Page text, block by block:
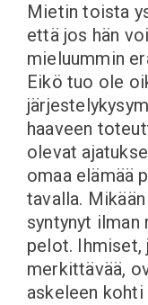
Mietin toista
että jos hän
mieluummin
Eikö tuo ole
haaveen
olevat
omaa elämää
tavalla.
syntynyt ilman
pelot. Ihmiset,
merkittävää,
askeleen